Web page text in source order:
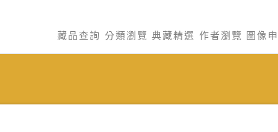
藏品查詢 分類瀏覽 典藏精選 作者瀏覽 圖像